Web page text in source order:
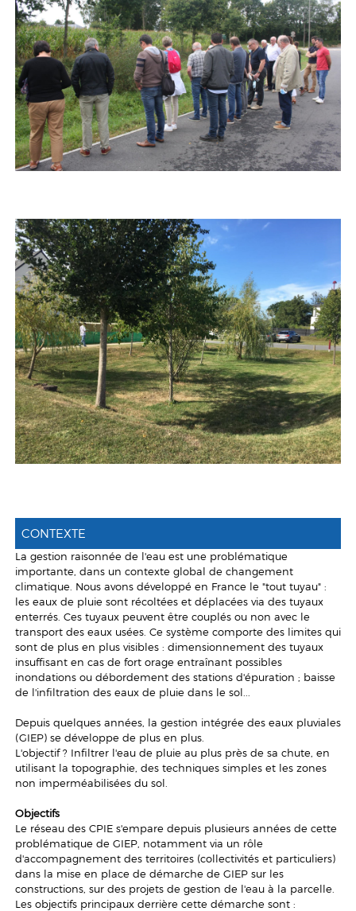
CONTEXTE
La gestion raisonnée de l'eau est une problématique
importante, dans un contexte global de changement
climatique. Nous avons développé en France le "tout tuyau" :
les eaux de pluie sont récoltées et déplacées via des tuyaux
enterrés. Ces tuyaux peuvent être couplés ou non avec le
transport des eaux usées. Ce système comporte des limites qui
sont de plus en plus visibles : dimensionnement des tuyaux
insuffisant en cas de fort orage entraînant possibles
inondations ou débordement des stations d'épuration ; baisse
de l'infiltration des eaux de pluie dans le sol...
Depuis quelques années, la gestion intégrée des eaux pluviales
(GIEP) se développe de plus en plus.
L'objectif ? Infiltrer l'eau de pluie au plus près de sa chute, en
utilisant la topographie, des techniques simples et les zones
non imperméabilisées du sol.
Objectifs
Le réseau des CPIE s'empare depuis plusieurs années de cette
problématique de GIEP, notamment via un rôle
d'accompagnement des territoires (collectivités et particuliers)
dans la mise en place de démarche de GIEP sur les
constructions, sur des projets de gestion de l'eau à la parcelle.
Les objectifs principaux derrière cette démarche sont :